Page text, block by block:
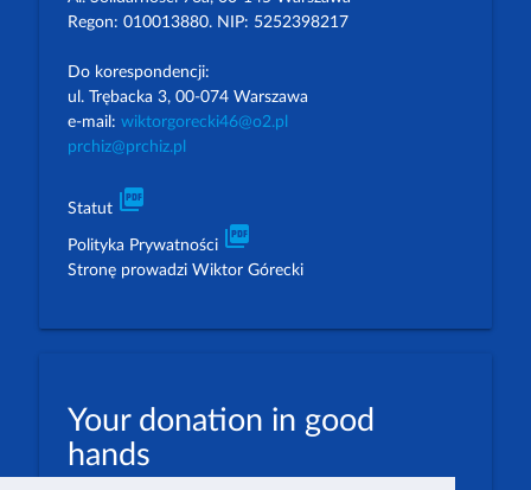
Regon: 010013880. NIP: 5252398217
Do korespondencji:
ul. Trębacka 3, 00-074 Warszawa
e-mail: wiktorgorecki46@o2.pl
prchiz@prchiz.pl
Statut picture_as_pdf
Polityka Prywatności picture_as_pdf
Stronę prowadzi Wiktor Górecki
Your donation in good
hands